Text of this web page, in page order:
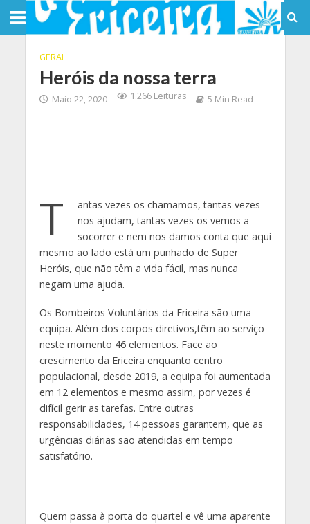
GERAL
Heróis da nossa terra
Maio 22, 2020 1.266 Leituras 5 Min Read
T
antas vezes os chamamos, tantas vezes
nos ajudam, tantas vezes os vemos a
socorrer e nem nos damos conta que aqui
mesmo ao lado está um punhado de Super
Heróis, que não têm a vida fácil, mas nunca
negam uma ajuda.
Os Bombeiros Voluntários da Ericeira são uma
equipa. Além dos corpos diretivos,têm ao serviço
neste momento 46 elementos. Face ao
crescimento da Ericeira enquanto centro
populacional, desde 2019, a equipa foi aumentada
em 12 elementos e mesmo assim, por vezes é
difícil gerir as tarefas. Entre outras
responsabilidades, 14 pessoas garantem, que as
urgências diárias são atendidas em tempo
satisfatório.
Quem passa à porta do quartel e vê uma aparente